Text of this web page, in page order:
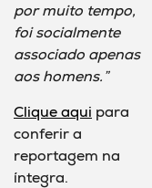
por muito tempo,
foi socialmente
associado apenas
aos homens.”
Clique aqui para
conferir a
reportagem na
íntegra.